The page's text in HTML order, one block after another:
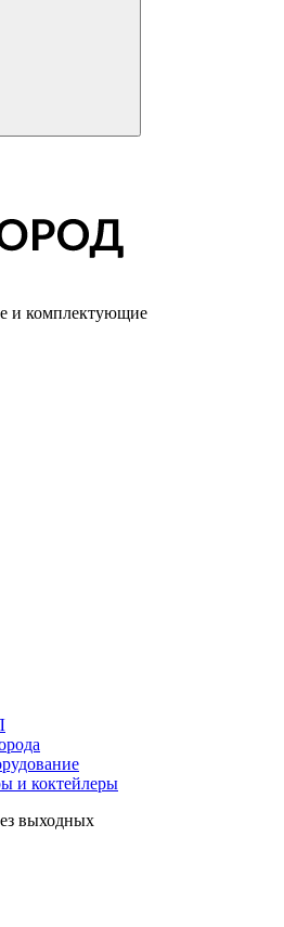
и комплектующие
и коктейлеры
выходных